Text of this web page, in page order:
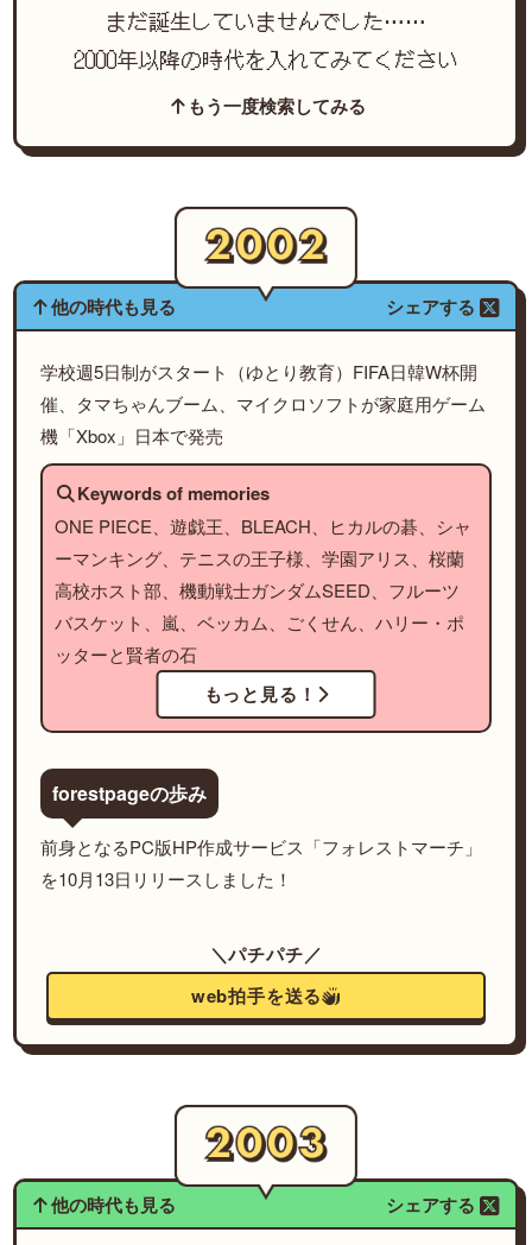
まだ誕生していませんでした……
2000年以降の時代を入れてみてください
もう一度検索してみる
他の時代も見る シェアする
学校週5日制がスタート（ゆとり教育）FIFA日韓W杯開
催、タマちゃんブーム、マイクロソフトが家庭用ゲーム
機「Xbox」日本で発売
Keywords of memories
ONE PIECE、遊戯王、BLEACH、ヒカルの碁、シャ
ーマンキング、テニスの王子様、学園アリス、桜蘭
高校ホスト部、機動戦士ガンダムSEED、フルーツ
バスケット、嵐、ベッカム、ごくせん、ハリー・ポ
ッターと賢者の石
もっと見る！
forestpageの歩み
前身となるPC版HP作成サービス「フォレストマーチ」
を10月13日リリースしました！
＼パチパチ／
web拍手を送る
他の時代も見る シェアする